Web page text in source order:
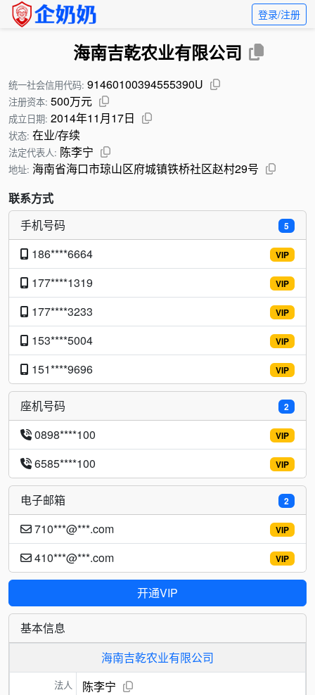
登录/注册
海南吉乾农业有限公司
统一社会信用代码: 91460100394555390U
注册资本: 500万元
成立日期: 2014年11月17日
状态: 在业/存续
法定代表人: 陈李宁
地址: 海南省海口市琼山区府城镇铁桥社区赵村29号
联系方式
5
手机号码
VIP
186****6664
VIP
177****1319
VIP
177****3233
VIP
153****5004
VIP
151****9696
2
座机号码
VIP
0898****100
VIP
6585****100
2
电子邮箱
VIP
710***@***.com
VIP
410***@***.com
开通VIP
基本信息
海南吉乾农业有限公司
法人 陈李宁